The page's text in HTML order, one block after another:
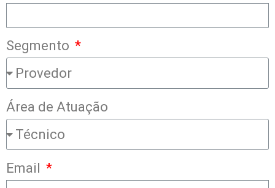
Segmento
Área de Atuação
Email